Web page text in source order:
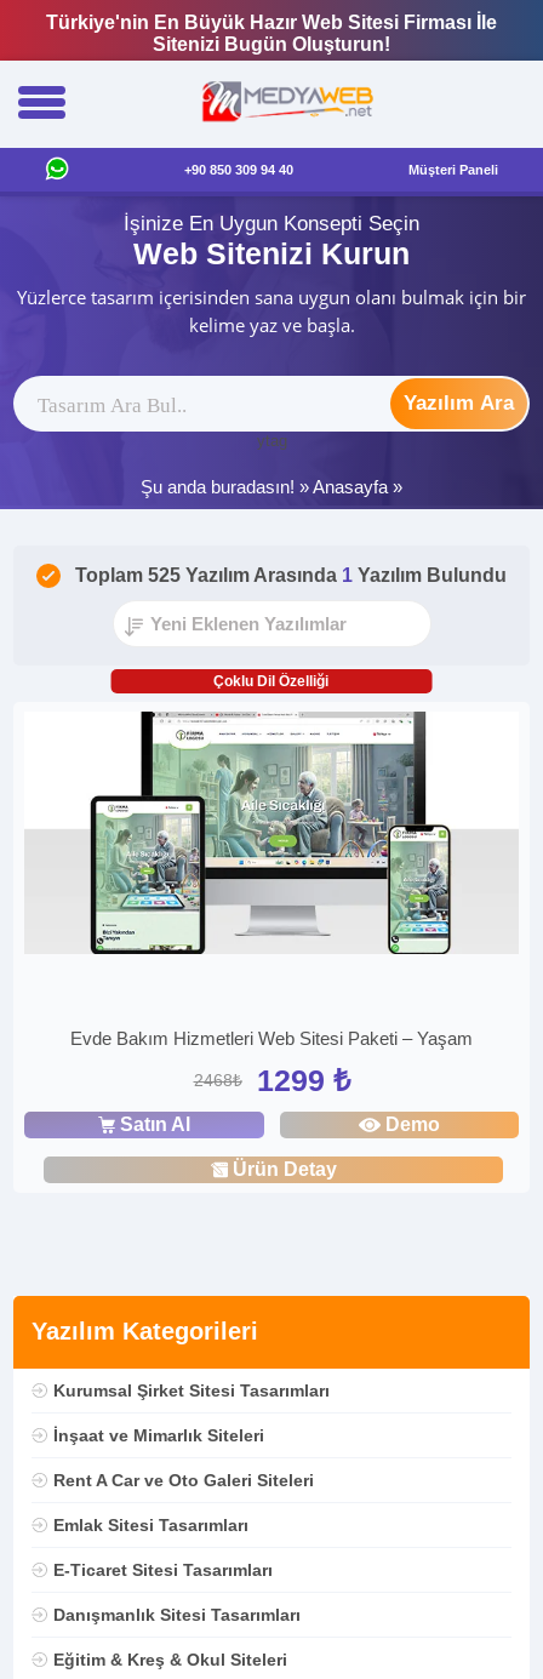
Türkiye'nin En Büyük Hazır Web Sitesi Firması İle
Sitenizi Bugün Oluşturun!
+90 850 309 94 40 Müşteri Paneli
İşinize En Uygun Konsepti Seçin
Web Sitenizi Kurun
Yüzlerce tasarım içerisinden sana uygun olanı bulmak için bir
kelime yaz ve başla.
Yazılım Ara
ytag
Şu anda buradasın! »Anasayfa »
Yazılım Kategorileri
Kurumsal Şirket Sitesi Tasarımları
İnşaat ve Mimarlık Siteleri
Rent A Car ve Oto Galeri Siteleri
Emlak Sitesi Tasarımları
E-Ticaret Sitesi Tasarımları
Danışmanlık Sitesi Tasarımları
Eğitim & Kreş & Okul Siteleri
Toplam 525 Yazılım Arasında 1 Yazılım Bulundu
Çoklu Dil Özelliği
Evde Bakım Hizmetleri Web Sitesi Paketi – Yaşam
2468₺ 1299 ₺
Satın Al Demo
Ürün Detay